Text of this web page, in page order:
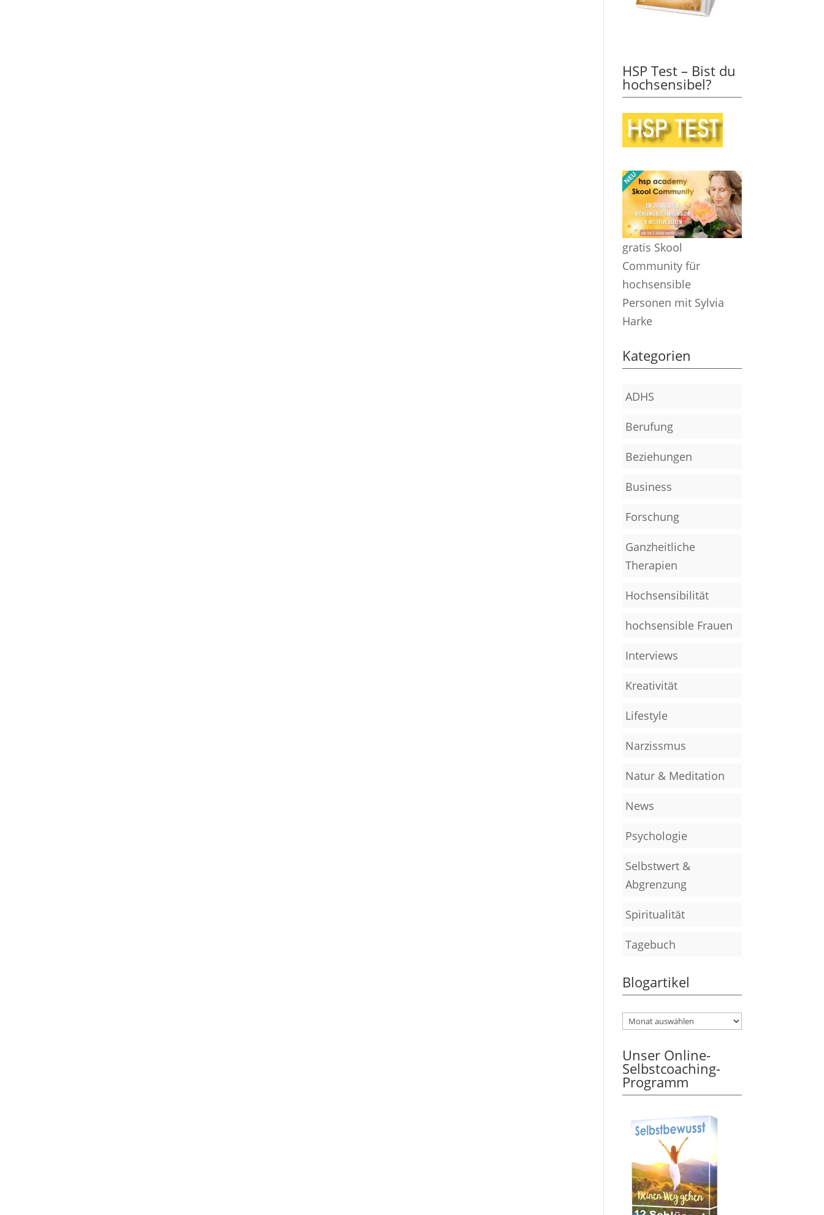
HSP Test – Bist du
hochsensibel?
gratis Skool
Community für
hochsensible
Personen mit Sylvia
Harke
Kategorien
ADHS
Berufung
Beziehungen
Business
Forschung
Ganzheitliche
Therapien
Hochsensibilität
hochsensible Frauen
Interviews
Kreativität
Lifestyle
Narzissmus
Natur & Meditation
News
Psychologie
Selbstwert &
Abgrenzung
Spiritualität
Tagebuch
Blogartikel
Unser Online-
Selbstcoaching-
Programm